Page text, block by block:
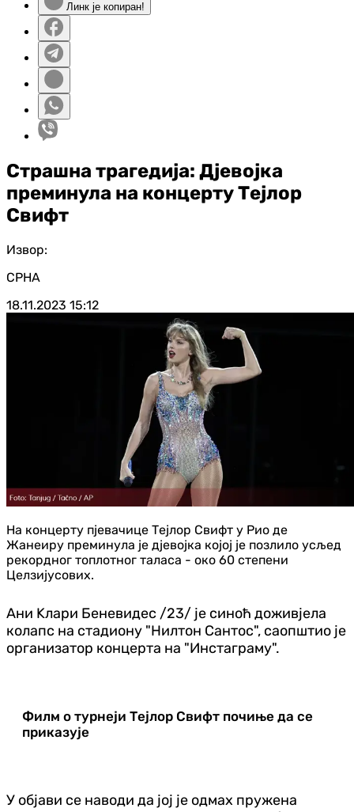
Линк је копиран!
Страшна трагедија: Дјевојка
преминула на концерту Тејлор
Свифт
Извор:
СРНА
18.11.2023 15:12
На концерту пјевачице Тејлор Свифт у Рио де
Жанеиру преминула је дјевојка којој је позлило усљед
рекордног топлотног таласа - око 60 степени
Целзијусових.
Ани Kлари Беневидес /23/ је синоћ доживјела
колапс на стадиону "Нилтон Сантос", саопштио је
организатор концерта на "Инстаграму".
Филм о турнеји Тејлор Свифт почиње да се
приказује
У објави се наводи да јој је одмах пружена